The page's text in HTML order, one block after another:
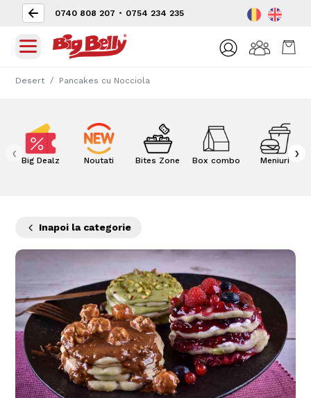
0740 808 207 • 0754 234 235
Desert Pancakes cu Nocciola
Big Dealz Noutati Bites Zone Box combo
Meniuri
‹ ›
Inapoi la categorie